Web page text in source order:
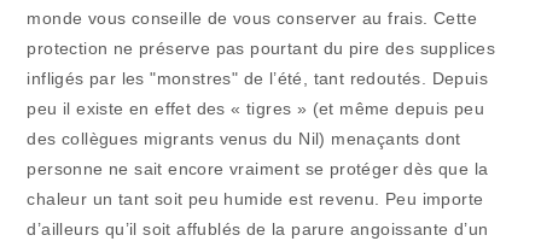
monde vous conseille de vous conserver au frais. Cette
protection ne préserve pas pourtant du pire des supplices
infligés par les "monstres" de l’été, tant redoutés. Depuis
peu il existe en effet des « tigres » (et même depuis peu
des collègues migrants venus du Nil) menaçants dont
personne ne sait encore vraiment se protéger dès que la
chaleur un tant soit peu humide est revenu. Peu importe
d’ailleurs qu’il soit affublés de la parure angoissante d’un